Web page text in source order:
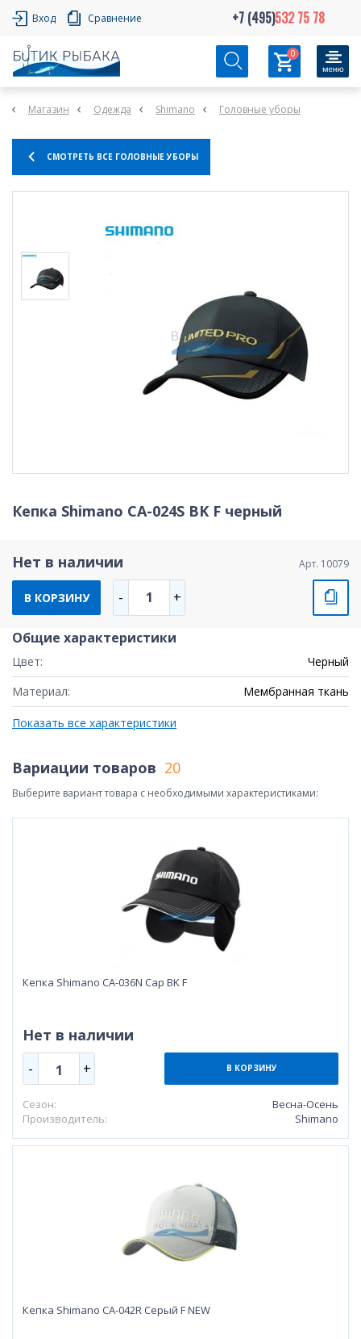
Вход Сравнение +7 (495)532 75 78
0
Магазин Одежда Shimano Головные уборы
СМОТРЕТЬ ВСЕ ГОЛОВНЫЕ УБОРЫ
Кепка Shimano CA-024S BK F черный
Нет в наличии Арт. 10079
В КОРЗИНУ - 1 +
Общие характеристики
Цвет:
Черный
Материал:
Мембранная ткань
Показать все характеристики
Вариации товаров 20
Выберите вариант товара с необходимыми характеристиками:
Кепка Shimano CA-036N Cap BK F
Нет в наличии
- 1 + В КОРЗИНУ
Сезон:
Весна-Осень
Производитель:
Shimano
Кепка Shimano CA-042R Серый F NEW